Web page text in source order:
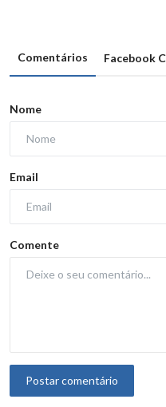
Comentários Facebook
Nome
Email
Comente
Postar comentário